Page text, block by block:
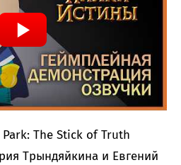
The Stick of Truth
Трындяйкина и Евгений